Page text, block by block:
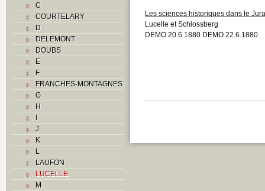
C
COURTELARY
D
DELEMONT
DOUBS
E
F
FRANCHES-MONTAGNES
G
H
I
J
K
L
LAUFON
LUCELLE
M
Les sciences historiques dans le Jura
Lucelle et Schlossberg
DEMO 20.6.1880 DEMO 22.6.1880